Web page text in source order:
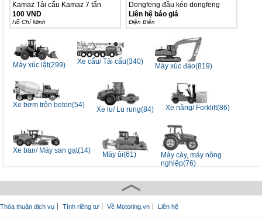
Kamaz Tải cẩu Kamaz 7 tấn
100 VND
Hồ Chí Minh
Dongfeng đầu kéo dongfeng
Liên hệ báo giá
Ðiện Biên
Máy xúc lật(299) Xe cẩu/ Tải cẩu(340)
Máy xúc đào(819)
Xe bơm trộn beton(54)
Xe lu/ Lu rung(84) Xe nâng/ Forklift(86)
Xe ban/ Máy san gạt(14) Máy ủi(61)
Máy cày, máy nông
nghiệp(76)
Thỏa thuận dịch vụ Tính riêng tư Về Motoring.vn Liên hệ